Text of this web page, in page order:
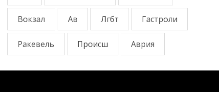
Вокзал Ав Лгбт Гастроли
Ракевель Происш Аврия